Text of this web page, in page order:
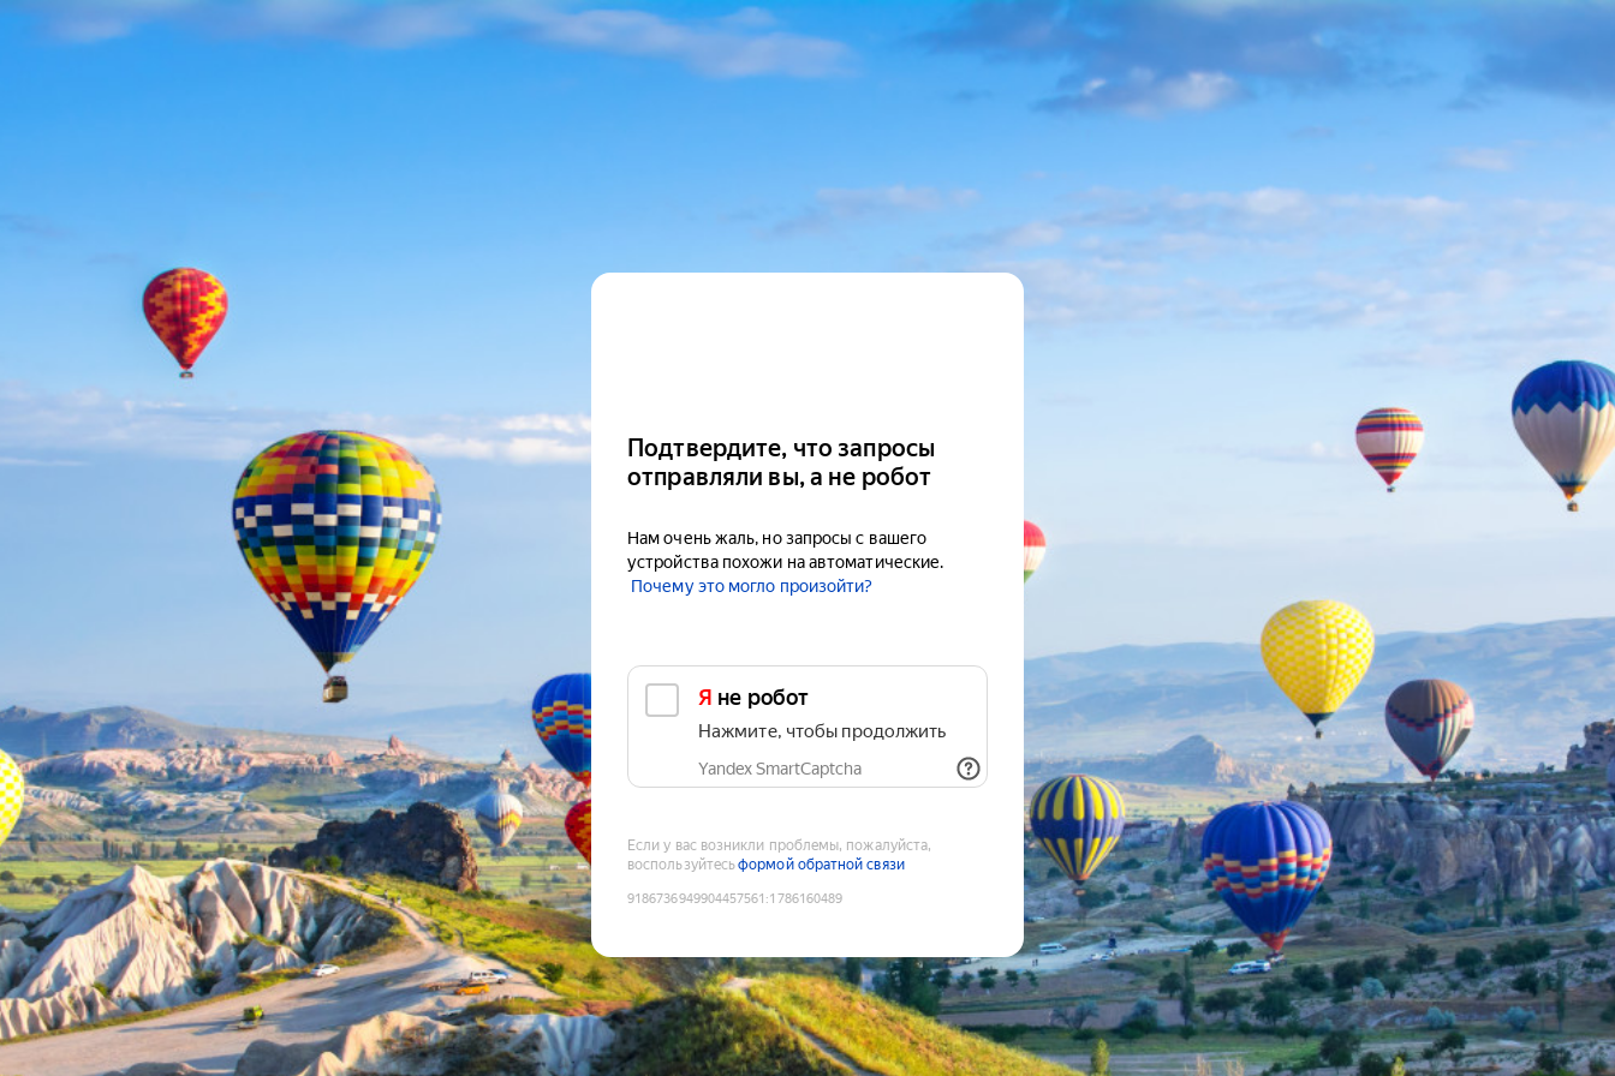
Подтвердите, что запросы
отправляли вы, а не робот
Нам очень жаль, но запросы с вашего
устройства похожи на автоматические.
Почему это могло произойти?
Я не робот
Нажмите, чтобы продолжить
Yandex SmartCaptcha
Если у вас возникли проблемы, пожалуйста,
воспользуйтесьформой обратной связи
9186736949904457561 :1786160489